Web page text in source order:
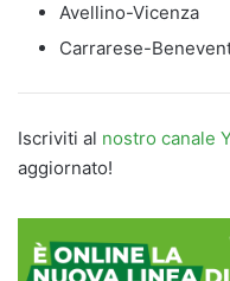
Avellino-Vicenza
Carrarese-
Iscriviti al nostro canale
aggiornato!